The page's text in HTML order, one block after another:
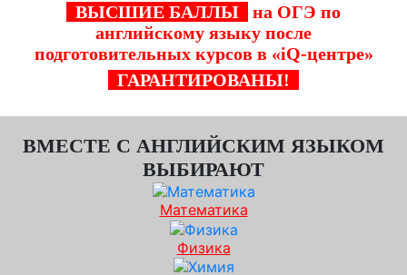
ВЫСШИЕ БАЛЛЫ
на ОГЭ по
английскому языку после
подготовительных курсов в «iQ-центре»
ГАРАНТИРОВАНЫ!
ВМЕСТЕ С АНГЛИЙСКИМ ЯЗЫКОМ
ВЫБИРАЮТ
Математика
Физика